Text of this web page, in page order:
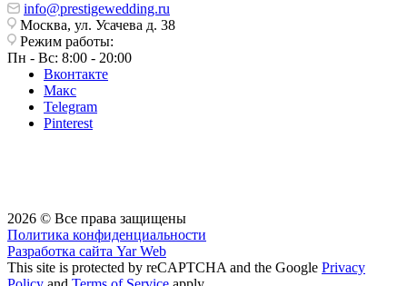
info@prestigewedding.ru
Москва, ул. Усачева д. 38
Режим работы:
Пн - Вс: 8:00 - 20:00
Вконтакте
Макс
Telegram
Pinterest
2026 © Все права защищены
Политика конфиденциальности
Разработка сайта Yar Web
This site is protected by reCAPTCHA and the Google Privacy